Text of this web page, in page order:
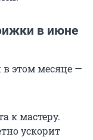
в июне
этом месяце —
к мастеру.
ускорит